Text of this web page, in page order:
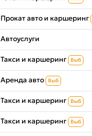
Прокат авто и каршеринг
Автоуслуги
Такси и каршеринг Выб
Аренда авто Выб
Такси и каршеринг Выб
Такси и каршеринг Выб